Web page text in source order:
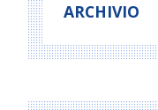
ARCHIVIO